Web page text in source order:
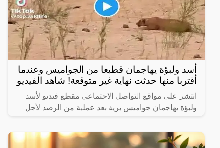
أسد ولبؤة يهاجمان قطيعا من الجواميس وعندما
أقتربا منها حدثت نهاية غير متوقعة! شاهد الفيديو
انتشر على مواقع التواصل الاجتماعي مقطع فيديو لأسد
ولبؤة يهاجمان جواميس برية بعد عملية من الرصد لأجل